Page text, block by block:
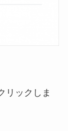
リックしま